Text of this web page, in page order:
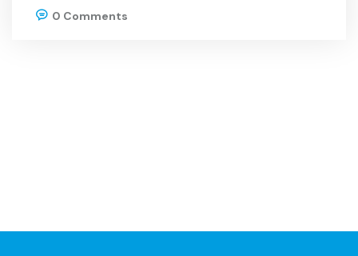
0 Comments